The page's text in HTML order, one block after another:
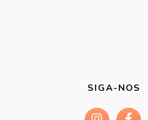
SIGA-NOS